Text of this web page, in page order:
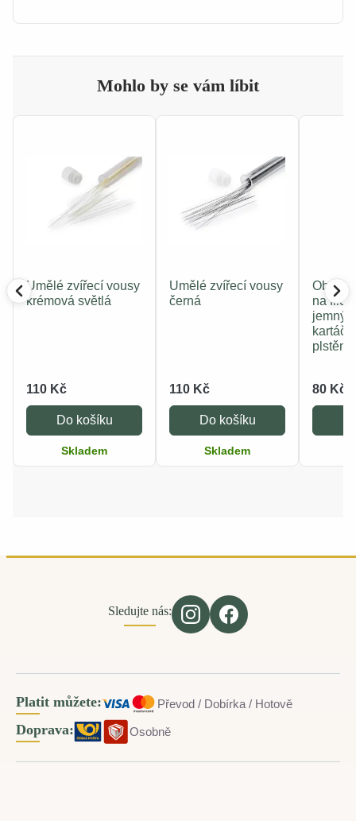
Mohlo by se vám líbit
Umělé zvířecí vousy
krémová světlá
110 Kč
Do košíku
Skladem
Umělé zvířecí vousy
černá
110 Kč
Do košíku
Skladem
na
jemný
plstění
80 Kč
Sledujte nás:
Platit můžete: Převod / Dobírka / Hotově
Doprava: Osobně